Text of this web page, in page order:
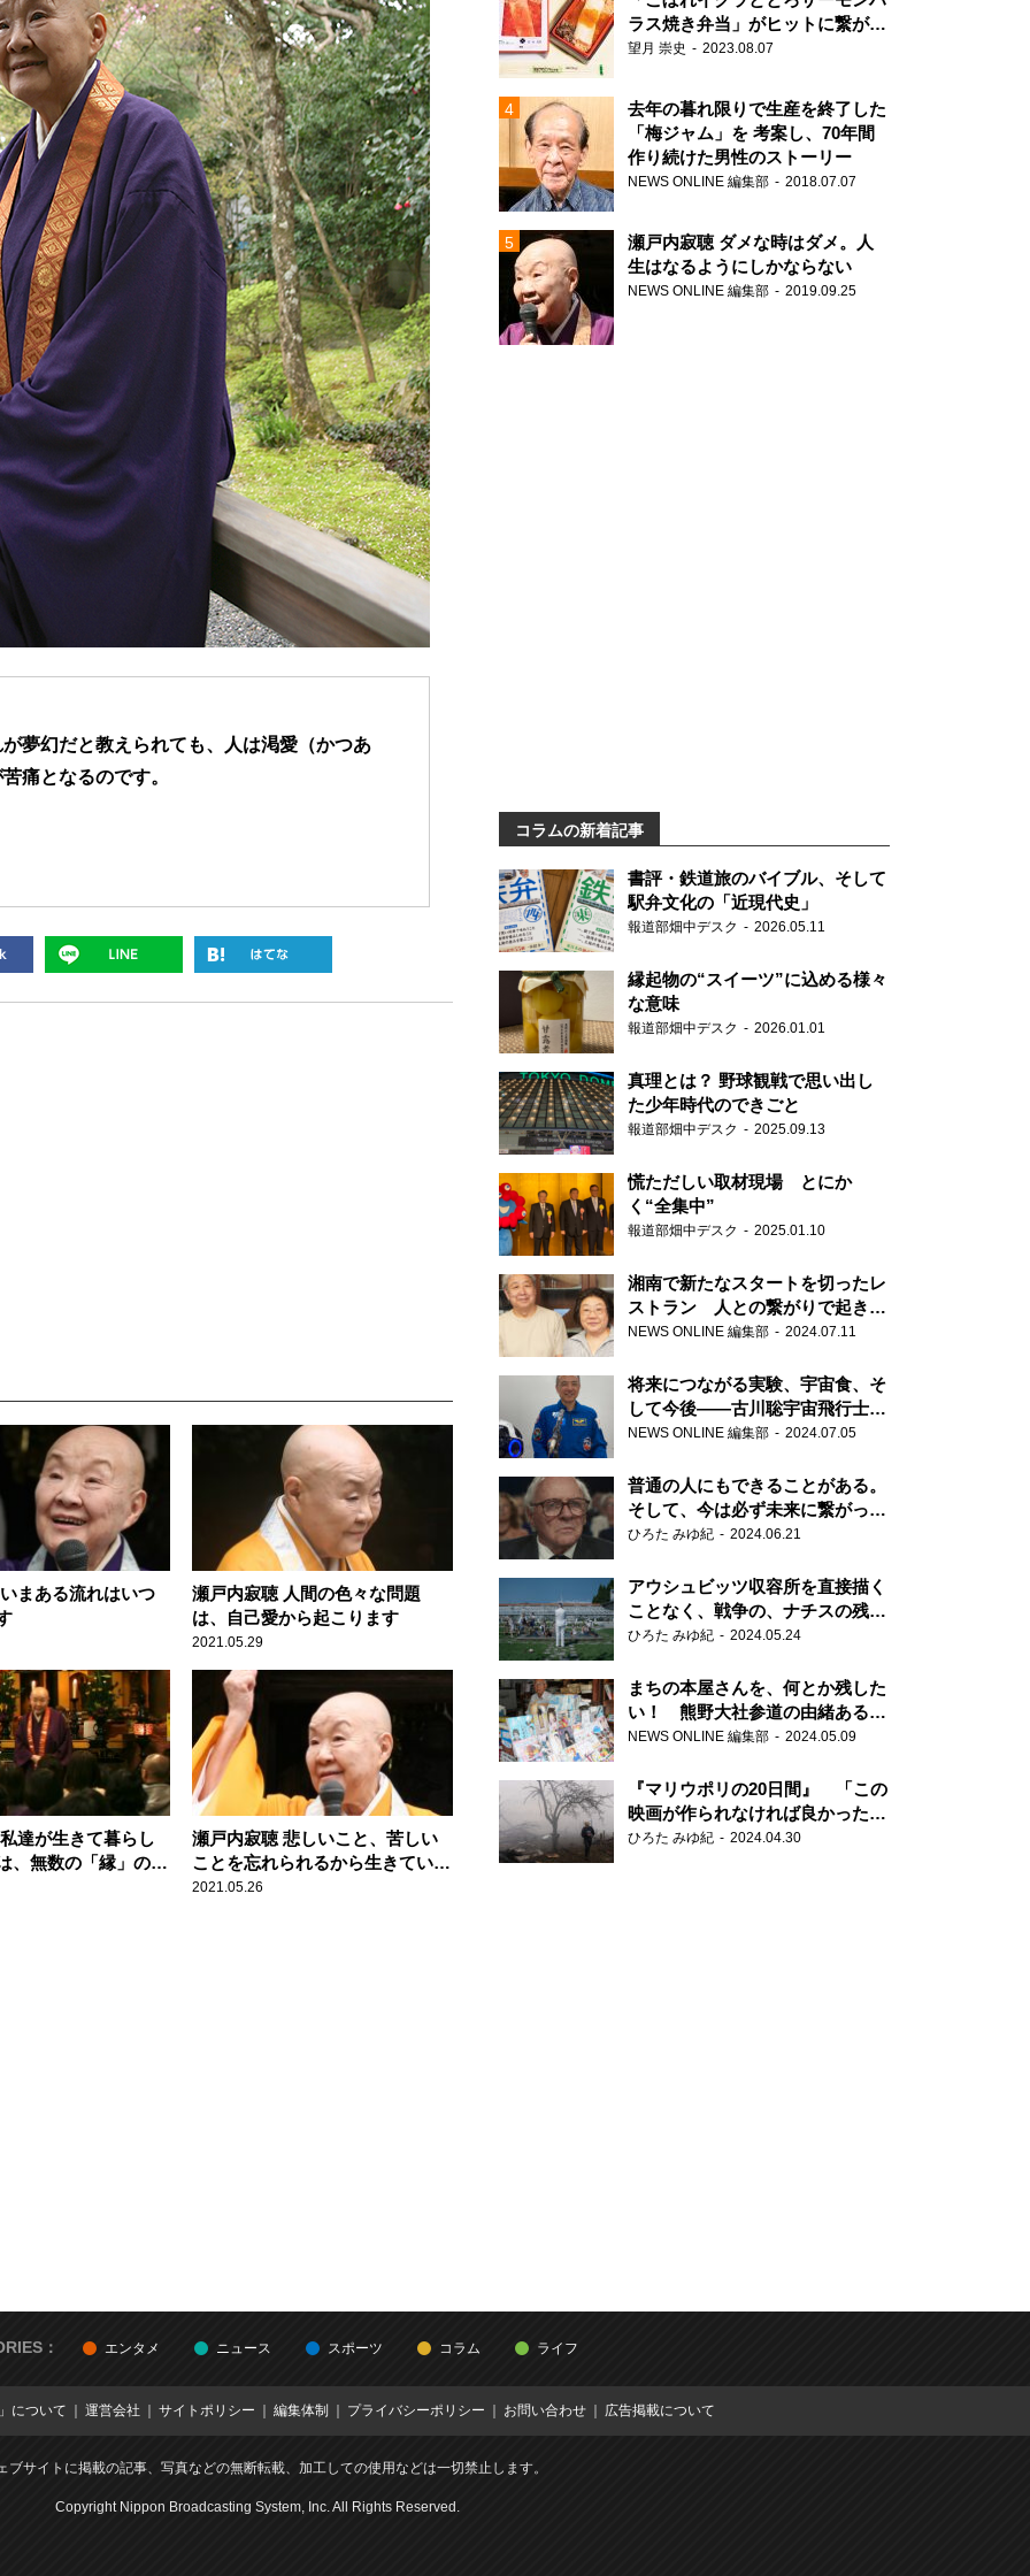
夢幻だと教えられても、人は渇愛（かつあ
痛となるのです。
まある流れはいつ
瀬戸内寂聴 人間の色々な問題
は、自己愛から起こります
2021.05.29
達が生きて暮らし
、無数の「縁」のお
瀬戸内寂聴 悲しいこと、苦しい
ことを忘れられるから生きていけ
るのです
2021.05.26
ラス焼き弁当」がヒットに繋がっ
た理由
望月 崇史 2023.08.07
去年の暮れ限りで生産を終了した
「梅ジャム」を 考案し、70年間
作り続けた男性のストーリー
NEWS ONLINE 編集部 2018.07.07
瀬戸内寂聴 ダメな時はダメ。人
生はなるようにしかならない
NEWS ONLINE 編集部 2019.09.25
コラムの新着記事
書評・鉄道旅のバイブル、そして
駅弁文化の「近現代史」
報道部畑中デスク 2026.05.11
縁起物の“スイーツ”に込める様々
な意味
報道部畑中デスク 2026.01.01
真理とは？ 野球観戦で思い出し
た少年時代のできごと
報道部畑中デスク 2025.09.13
慌ただしい取材現場 とにか
く“全集中”
報道部畑中デスク 2025.01.10
湘南で新たなスタートを切ったレ
ストラン 人との繋がりで起きた
奇跡
NEWS ONLINE 編集部 2024.07.11
将来につながる実験、宇宙食、そ
して今後――古川聡宇宙飛行士単
独インタビュー
NEWS ONLINE 編集部 2024.07.05
普通の人にもできることがある。
そして、今は必ず未来に繋がって
いく……『ONE LIFE 奇跡が繋い
ひろた みゆ紀 2024.06.21
アウシュビッツ収容所を直接描く
ことなく、戦争の、ナチスの残虐
さが見える映画 『関心領域』
ひろた みゆ紀 2024.05.24
まちの本屋さんを、何とか残した
い！ 熊野大社参道の由緒ある書
店・三代目の強い思い
NEWS ONLINE 編集部 2024.05.09
『マリウポリの20日間』 「この
映画が作られなければ良かった」
と語る監督
ひろた みゆ紀 2024.04.30
： エンタメ ニュース スポーツ コラム ライフ
について 運営会社 サイトポリシー 編集体制 プライバシーポリシー お問い合わせ 広告掲載について
ブサイトに掲載の記事、写真などの無断転載、加工しての使用などは一切禁止します。
Copyright Nippon Broadcasting System, Inc. All Rights Reserved.